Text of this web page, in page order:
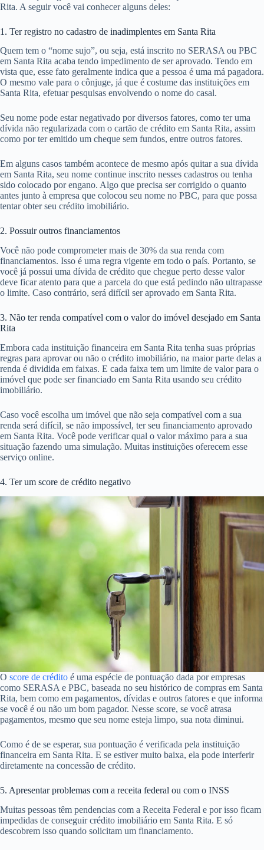
Rita. A seguir você vai conhecer alguns deles:
1. Ter registro no cadastro de inadimplentes em Santa Rita
Quem tem o “nome sujo”, ou seja, está inscrito no SERASA ou PBC
em Santa Rita acaba tendo impedimento de ser aprovado. Tendo em
vista que, esse fato geralmente indica que a pessoa é uma má pagadora.
O mesmo vale para o cônjuge, já que é costume das instituições em
Santa Rita, efetuar pesquisas envolvendo o nome do casal.
Seu nome pode estar negativado por diversos fatores, como ter uma
dívida não regularizada com o cartão de crédito em Santa Rita, assim
como por ter emitido um cheque sem fundos, entre outros fatores.
Em alguns casos também acontece de mesmo após quitar a sua dívida
em Santa Rita, seu nome continue inscrito nesses cadastros ou tenha
sido colocado por engano. Algo que precisa ser corrigido o quanto
antes junto à empresa que colocou seu nome no PBC, para que possa
tentar obter seu crédito imobiliário.
2. Possuir outros financiamentos
Você não pode comprometer mais de 30% da sua renda com
financiamentos. Isso é uma regra vigente em todo o país. Portanto, se
você já possui uma dívida de crédito que chegue perto desse valor
deve ficar atento para que a parcela do que está pedindo não ultrapasse
o limite. Caso contrário, será difícil ser aprovado em Santa Rita.
3. Não ter renda compatível com o valor do imóvel desejado em Santa
Rita
Embora cada instituição financeira em Santa Rita tenha suas próprias
regras para aprovar ou não o crédito imobiliário, na maior parte delas a
renda é dividida em faixas. E cada faixa tem um limite de valor para o
imóvel que pode ser financiado em Santa Rita usando seu crédito
imobiliário.
Caso você escolha um imóvel que não seja compatível com a sua
renda será difícil, se não impossível, ter seu financiamento aprovado
em Santa Rita. Você pode verificar qual o valor máximo para a sua
situação fazendo uma simulação. Muitas instituições oferecem esse
serviço online.
4. Ter um score de crédito negativo
O score de crédito é uma espécie de pontuação dada por empresas
como SERASA e PBC, baseada no seu histórico de compras em Santa
Rita, bem como em pagamentos, dívidas e outros fatores e que informa
se você é ou não um bom pagador. Nesse score, se você atrasa
pagamentos, mesmo que seu nome esteja limpo, sua nota diminui.
Como é de se esperar, sua pontuação é verificada pela instituição
financeira em Santa Rita. E se estiver muito baixa, ela pode interferir
diretamente na concessão de crédito.
5. Apresentar problemas com a receita federal ou com o INSS
Muitas pessoas têm pendencias com a Receita Federal e por isso ficam
impedidas de conseguir crédito imobiliário em Santa Rita. E só
descobrem isso quando solicitam um financiamento.